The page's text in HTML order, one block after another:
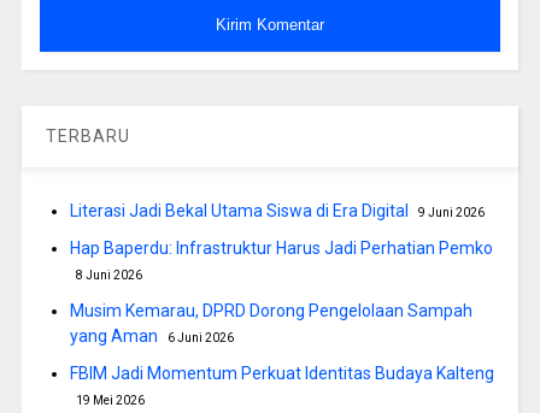
TERBARU
Literasi Jadi Bekal Utama Siswa di Era Digital 9 Juni 2026
Hap Baperdu: Infrastruktur Harus Jadi Perhatian Pemko
8 Juni 2026
Musim Kemarau, DPRD Dorong Pengelolaan Sampah
yang Aman
6 Juni 2026
FBIM Jadi Momentum Perkuat Identitas Budaya Kalteng
19 Mei 2026